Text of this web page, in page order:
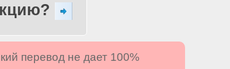
перевод не дает 100%